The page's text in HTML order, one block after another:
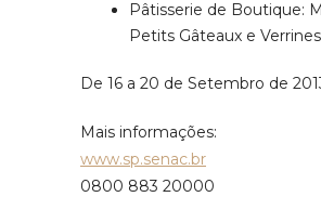
Pâtisserie de Boutique:
Petits Gâteaux e Verrines
De 16 a 20 de Setembro de
Mais informações:
www.sp.senac.br
0800 883 20000